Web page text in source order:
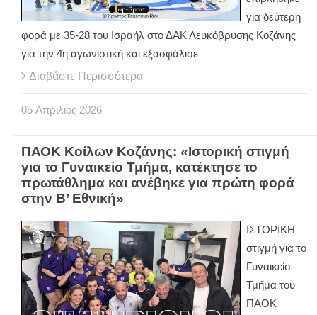
για δεύτερη
φορά με 35-28 του Ισραήλ στο ΔΑΚ Λευκόβρυσης Κοζάνης
για την 4η αγωνιστική και εξασφάλισε
Διαβάστε Περισσότερα
05 Απρίλιος 2026
ΠΑΟΚ Κοίλων Κοζάνης: «Ιστορική στιγμή
για το Γυναικείο Τμήμα, κατέκτησε το
πρωτάθλημα και ανέβηκε για πρώτη φορά
στην Β’ Εθνική»
ΙΣΤΟΡΙΚΗ
στιγμή για το
Γυναικείο
Τμήμα του
ΠΑΟΚ